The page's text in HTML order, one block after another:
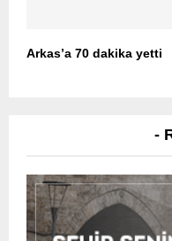
Arkas’a 70 dakika yetti
-